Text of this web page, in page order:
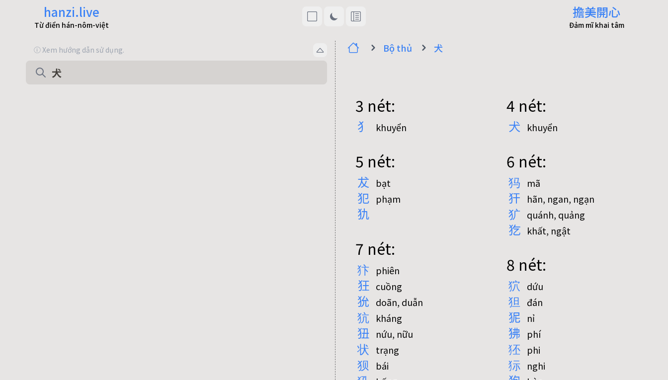
hanzi.live
Từ điển hán-nôm-việt
擔美開心
Đảm mĩ khai tâm
ⓘ Xem hướng dẫn sử dụng. Bộ thủ 犬
3 nét:
犭 khuyển
5 nét:
犮 bạt
犯 phạm
犰
7 nét:
犿 phiên
狂 cuồng
狁 doãn, duẫn
犺 kháng
狃 nứu, nữu
状 trạng
狈 bái
4 nét:
犬 khuyển
6 nét:
犸 mã
犴 hãn, ngan, ngạn
犷 quánh, quảng
犵 khất, ngật
8 nét:
狖 dứu
狚 đán
狔 nỉ
狒 phí
狉 phi
狋 nghi